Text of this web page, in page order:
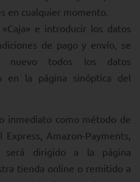
en cualquier momento.
e introducir los datos
de pago y envío, se
nuevo todos los datos
en la página sinóptica del
inmediato como método de
Amazon-Payments,
será dirigido a la página
tienda online o remitido a